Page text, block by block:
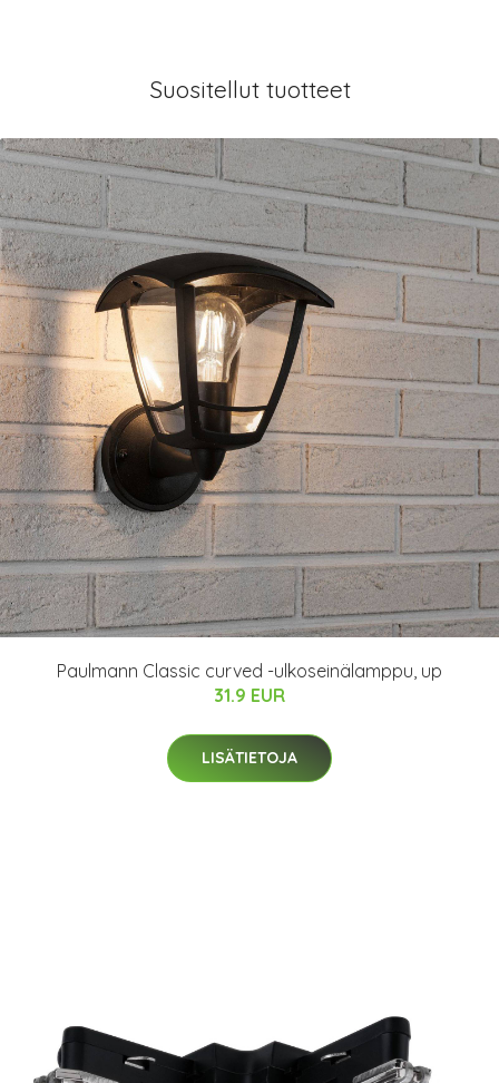
Suositellut tuotteet
Paulmann Classic curved -ulkoseinälamppu, up
31.9 EUR
LISÄTIETOJA